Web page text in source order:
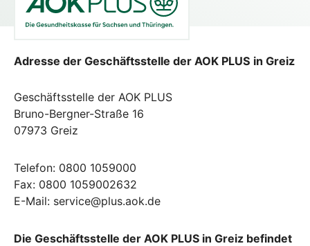
Adresse der Geschäftsstelle der AOK PLUS in Greiz
Geschäftsstelle der AOK PLUS
Bruno-Bergner-Straße 16
07973 Greiz
Telefon: 0800 1059000
Fax: 0800 1059002632
E-Mail: service@plus.aok.de
Die Geschäftsstelle der AOK PLUS in Greiz befindet